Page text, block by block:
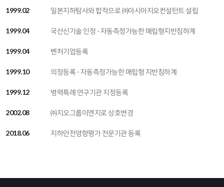
1999.02 일본지하탐사와 합작으로 ㈜아시아지오컨설턴트 설립
1999.04 국산신기술 인정 - 자동측정가능한 매립형지반침하계
1999.04 벤처기업등록
1999.10 의장등록 - 자동측정가능한 매립형 지반침하계
1999.12 병력특례 연구기관 지정등록
2002.08 ㈜지오그룹이엔지로 상호변경
2018.06 지하안전영향평가 전문기관 등록